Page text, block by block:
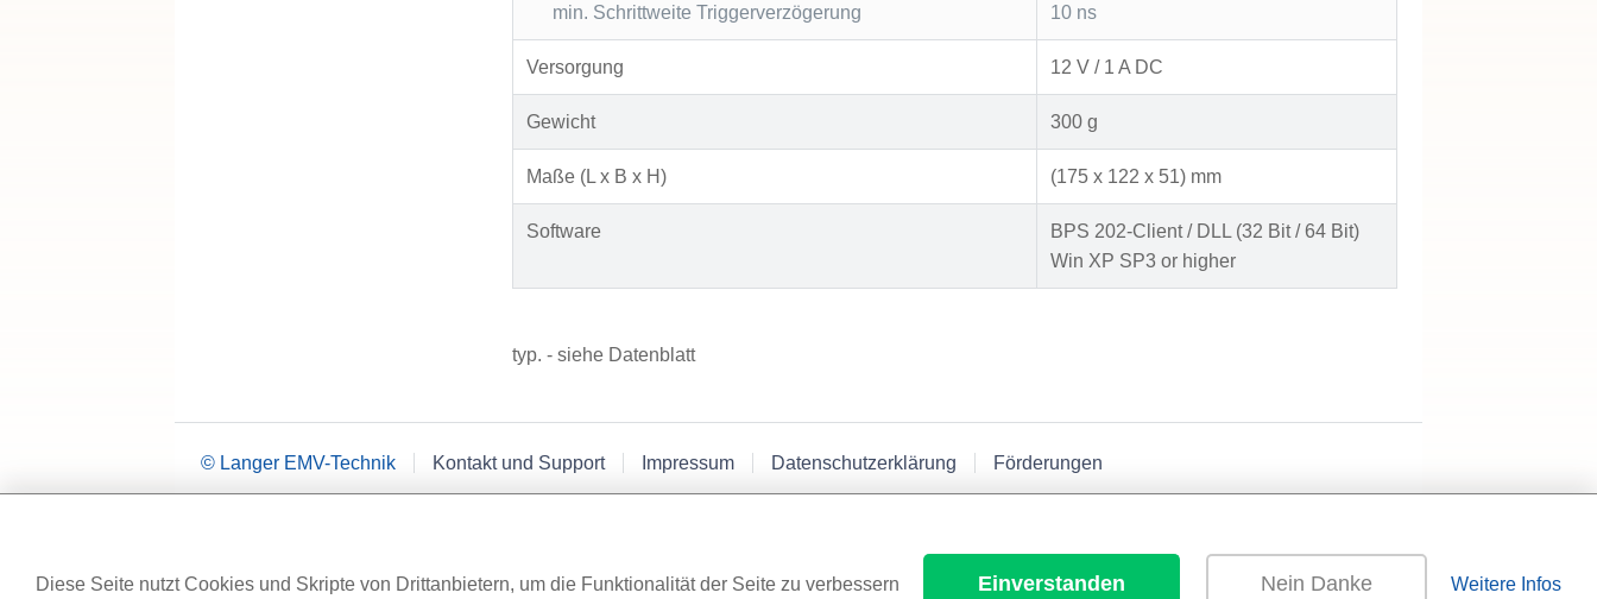
min. Schrittweite Triggerverzögerung 10 ns
Versorgung 12 V / 1 A DC
Gewicht 300 g
Maße (L x B x H) (175 x 122 x 51) mm
Software
BPS 202-Client / DLL (32 Bit / 64 Bit)
Win XP SP3 or higher
typ. - siehe Datenblatt
© Langer EMV-Technik Kontakt und Support Impressum Datenschutzerklärung Förderungen
Diese Seite nutzt Cookies und Skripte von Drittanbietern, um die Funktionalität der Seite zu verbessern Einverstanden Nein Danke Weitere Infos